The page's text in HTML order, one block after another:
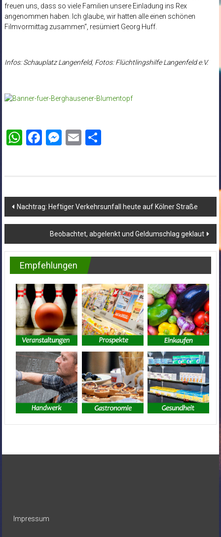
freuen uns, dass so viele Familien unsere Einladung ins Rex
angenommen haben. Ich glaube, wir hatten alle einen schönen
Filmvormittag zusammen“, resümiert Georg Huff.
Infos: Schauplatz Langenfeld, Fotos: Flüchtlingshilfe Langenfeld e.V.
WhatsApp
Facebook
Messenger
EmailTeilen
Beitragsnavigation
Nachtrag: Heftiger Verkehrsunfall heute auf Kölner Straße
Beobachtet, abgelenkt und Geldumschlag geklaut
Empfehlungen
Impressum